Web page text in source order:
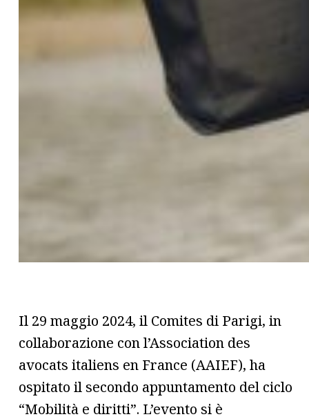
Il 29 maggio 2024, il Comites di Parigi, in
collaborazione con l’Association des
avocats italiens en France (AAIEF), ha
ospitato il secondo appuntamento del ciclo
“Mobilità e diritti”. L’evento si è